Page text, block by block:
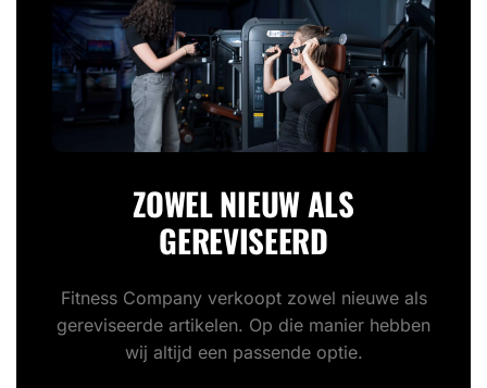
ZOWEL NIEUW ALS
GEREVISEERD
Fitness Company verkoopt zowel nieuwe als
gereviseerde artikelen. Op die manier hebben
wij altijd een passende optie.